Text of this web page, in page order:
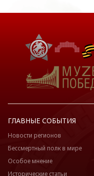
ГЛАВНЫЕ СОБЫТИЯ
Новости регионов
Бессмертный полк в мире
Особое мнение
Исторические статьи